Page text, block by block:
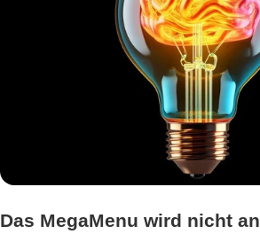
Das MegaMenu wird nicht